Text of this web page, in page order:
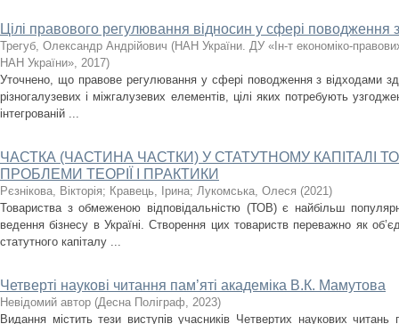
Цілі правового регулювання відносин у сфері поводження
Трегуб, Олександр Андрійович (НАН України. ДУ «Ін-т економіко-
НАН України», 2017)
Уточнено, що правове регулювання у сфері поводження з відходами
різногалузевих і міжгалузевих елементів, цілі яких потребують
інтегрованій ...
ЧАСТКА (ЧАСТИНА ЧАСТКИ) У СТАТУТНОМУ КАПІТАЛІ
ПРОБЛЕМИ ТЕОРІЇ І ПРАКТИКИ
Рєзнікова, Вікторія; Кравець, Ірина; Лукомська, Олеся (2021)
Товариства з обмеженою відповідальністю (ТОВ) є найбільш
ведення бізнесу в Україні. Створення цих товариств переважно як
статутного капіталу ...
Четверті наукові читання пам’яті академіка В.К. Мамутова
Невідомий автор (Десна Поліграф, 2023)
Видання містить тези виступів учасників Четвертих наукових